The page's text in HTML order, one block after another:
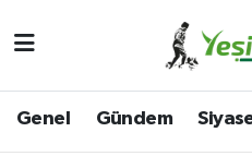
Genel Gündem